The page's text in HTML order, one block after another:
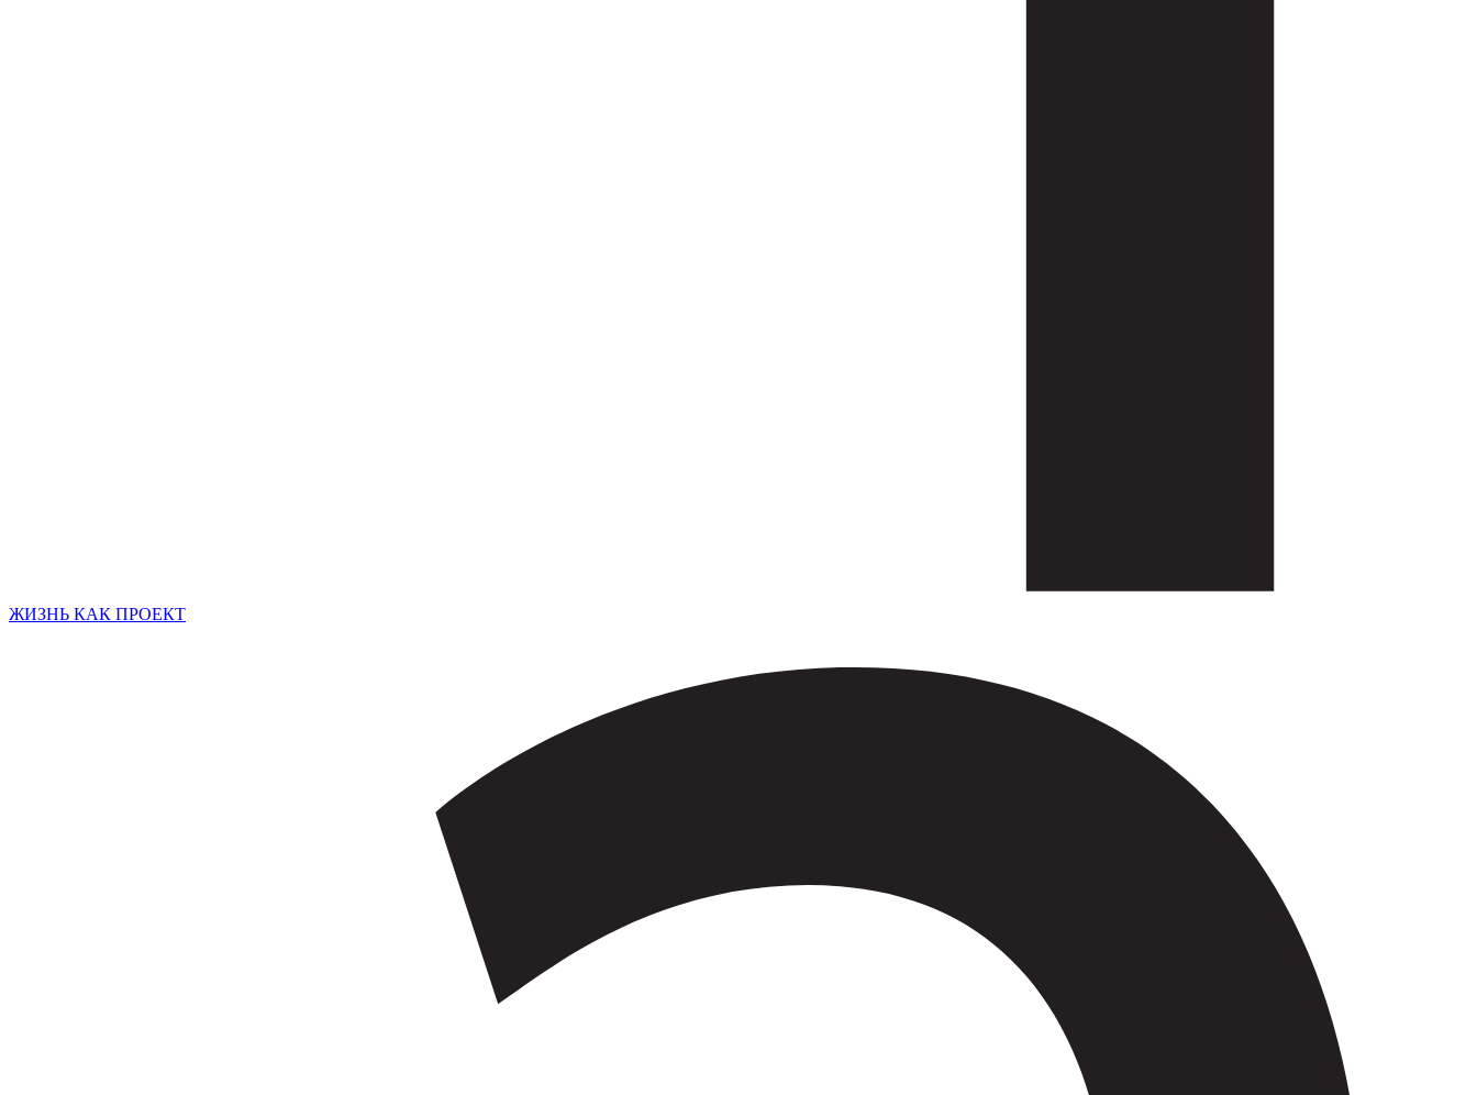
ЖИЗНЬ КАК ПРОЕКТ